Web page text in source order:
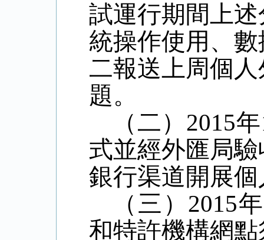
試運行期間上
統操作使用、
二報送上周個
題。
（二）2015
式並經外匯局
銀行渠道開展
（三）2015
和特許機構網